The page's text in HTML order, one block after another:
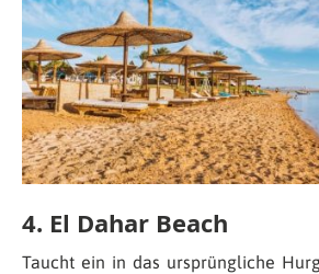
4. El Dahar Beach
Taucht ein in das ursprüngliche